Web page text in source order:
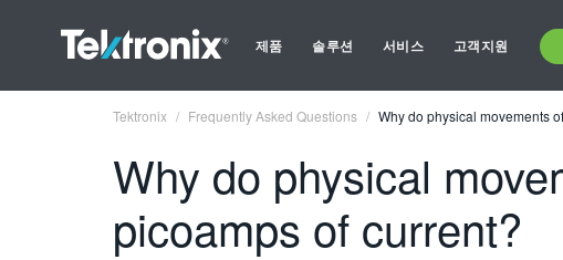
제품 솔루션 서비스 고객지원
Tektronix Frequently Asked Questions Why do physical movements
Why do physical
picoamps of current?